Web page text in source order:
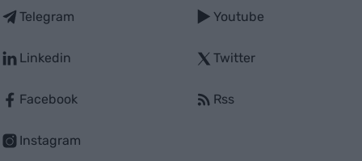
Telegram
Linkedin
Facebook
Instagram
Youtube
Twitter
Rss